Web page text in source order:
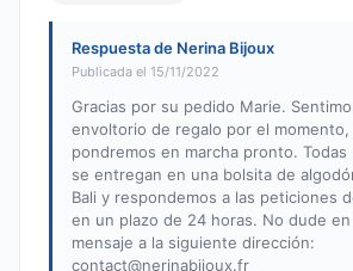
Respuesta de Nerina Bijoux
Publicada el 15/11/2022
Gracias por su pedido Marie.
envoltorio de regalo por el momento,
pondremos en marcha pronto. Todas
se entregan en una bolsita de
Bali y respondemos a las peticiones
en un plazo de 24 horas. No dude
mensaje a la siguiente dirección:
contact@nerinabijoux.fr